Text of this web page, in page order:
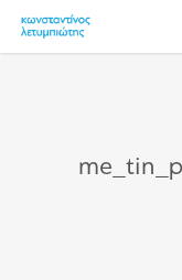
main